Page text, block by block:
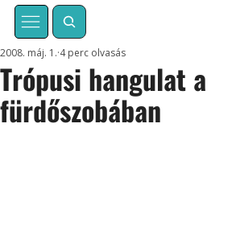
Trópusi hangulat a
fürdőszobában
2008. máj. 1. 4 perc olvasás